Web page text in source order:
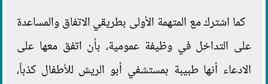
كما اشترك مع المتهمة الأولى بطريقي الاتفاق والمساعدة
على التداخل في وظيفة عمومية، بأن اتفق معها على
الادعاء أنها طبيبة بمستشفي أبو الريش للأطفال كذباً،